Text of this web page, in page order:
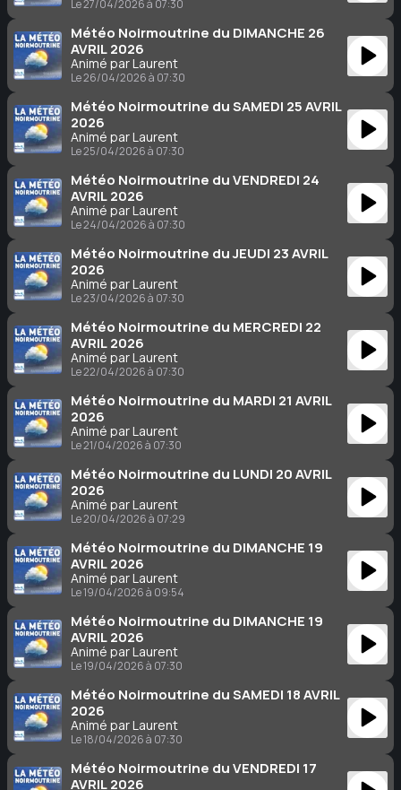
Le 27/04/2026 à 07:30
Météo Noirmoutrine du DIMANCHE 26
AVRIL 2026
Animé par Laurent
Le 26/04/2026 à 07:30
Météo Noirmoutrine du SAMEDI 25 AVRIL
2026
Animé par Laurent
Le 25/04/2026 à 07:30
Météo Noirmoutrine du VENDREDI 24
AVRIL 2026
Animé par Laurent
Le 24/04/2026 à 07:30
Météo Noirmoutrine du JEUDI 23 AVRIL
2026
Animé par Laurent
Le 23/04/2026 à 07:30
Météo Noirmoutrine du MERCREDI 22
AVRIL 2026
Animé par Laurent
Le 22/04/2026 à 07:30
Météo Noirmoutrine du MARDI 21 AVRIL
2026
Animé par Laurent
Le 21/04/2026 à 07:30
Météo Noirmoutrine du LUNDI 20 AVRIL
2026
Animé par Laurent
Le 20/04/2026 à 07:29
Météo Noirmoutrine du DIMANCHE 19
AVRIL 2026
Animé par Laurent
Le 19/04/2026 à 09:54
Météo Noirmoutrine du DIMANCHE 19
AVRIL 2026
Animé par Laurent
Le 19/04/2026 à 07:30
Météo Noirmoutrine du SAMEDI 18 AVRIL
2026
Animé par Laurent
Le 18/04/2026 à 07:30
Météo Noirmoutrine du VENDREDI 17
AVRIL 2026